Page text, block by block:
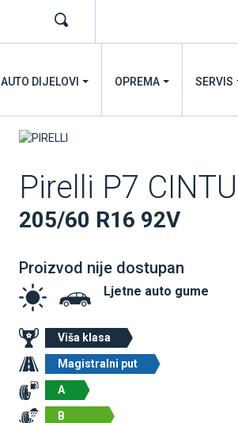
AUTO DIJELOVI OPREMA SERVIS
Pirelli P7
205/60 R16 92V
Proizvod nije dostupan
Ljetne auto gume
Viša klasa
Magistralni put
A
B